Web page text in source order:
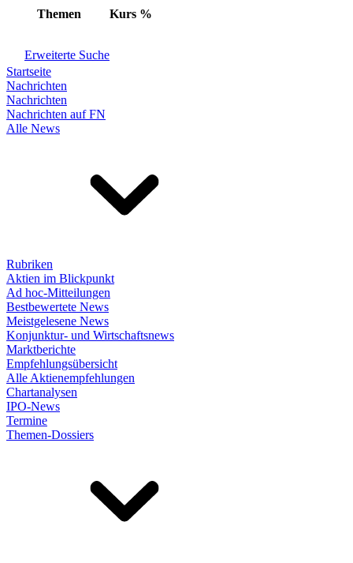
Themen Kurs %
Erweiterte Suche
Startseite
Nachrichten
Nachrichten
Nachrichten auf FN
Alle News
Rubriken
Aktien im Blickpunkt
Ad hoc-Mitteilungen
Bestbewertete News
Meistgelesene News
Konjunktur- und Wirtschaftsnews
Marktberichte
Empfehlungsübersicht
Alle Aktienempfehlungen
Chartanalysen
IPO-News
Termine
Themen-Dossiers